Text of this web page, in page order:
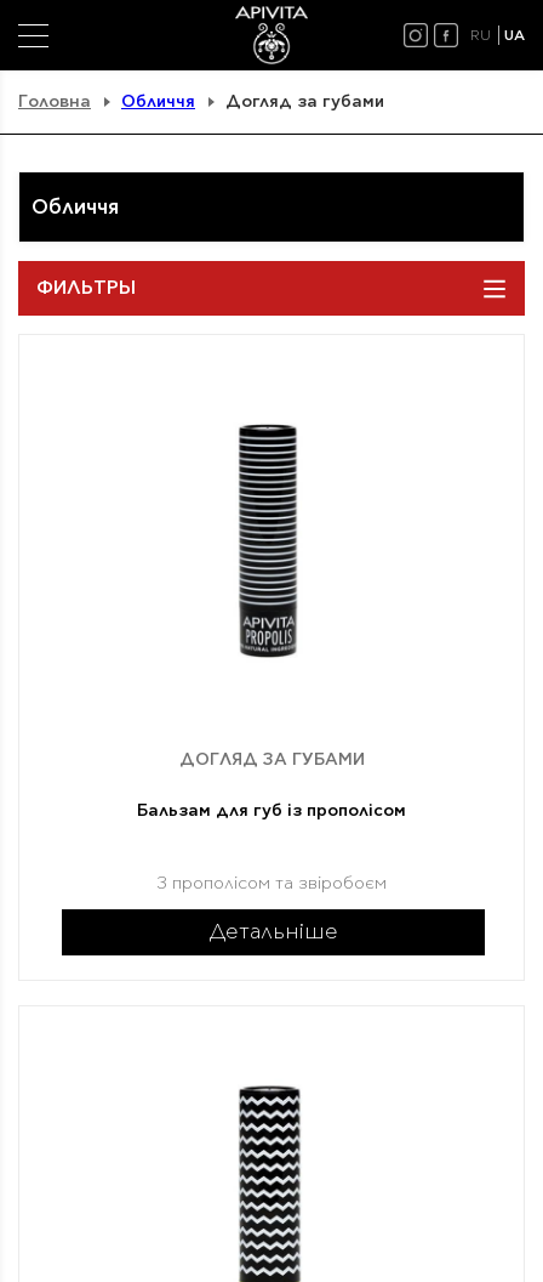
RU UA
Головна Обличчя Догляд за губами
Обличчя
ФИЛЬТРЫ
ДОГЛЯД ЗА ГУБАМИ
Бальзам для губ із прополісом
З прополісом та звіробоєм
Детальніше